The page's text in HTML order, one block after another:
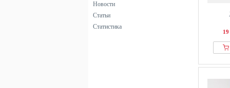
Новости
Статьи
Статистика